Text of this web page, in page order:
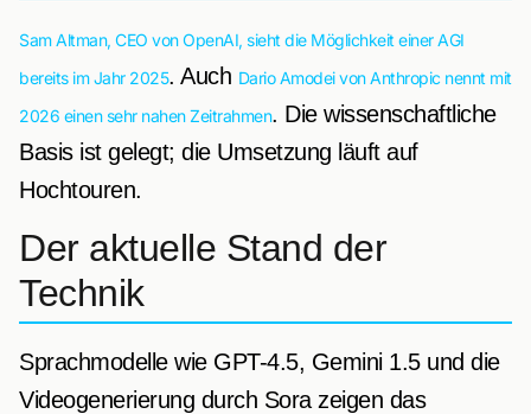
Sam Altman, CEO von OpenAI, sieht die Möglichkeit einer AGI
bereits im Jahr 2025. Auch Dario Amodei von Anthropic nennt mit
2026 einen sehr nahen Zeitrahmen. Die wissenschaftliche
Basis ist gelegt; die Umsetzung läuft auf
Hochtouren.
Der aktuelle Stand der
Technik
Sprachmodelle wie GPT-4.5, Gemini 1.5 und die
Videogenerierung durch Sora zeigen das